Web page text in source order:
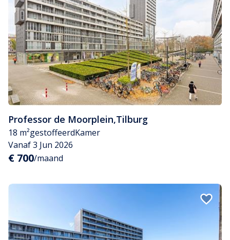
Professor de Moorplein,Tilburg
18 m²gestoffeerdKamer
Vanaf 3 Jun 2026
€ 700/maand